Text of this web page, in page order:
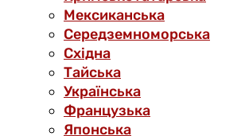
Мексиканська
Середземноморська
Східна
Тайська
Українська
Французька
Японська